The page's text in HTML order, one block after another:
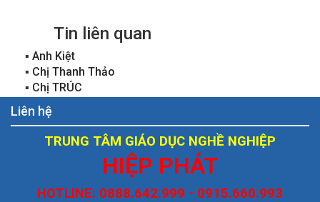
Tin liên quan
▪ Anh Kiệt
▪ Chị Thanh Thảo
▪ Chị TRÚC
Liên hệ
TRUNG TÂM GIÁO DỤC NGHỀ NGHIỆP
HIỆP PHÁT
HOTLINE: 0888.642.999 - 0915.660.993